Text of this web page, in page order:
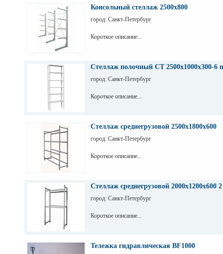
Консольный стеллаж 2500х800
город: Санкт-Петербург
Короткое описание...
Стеллаж полочный СТ 2500х1000х300-6
город: Санкт-Петербург
Короткое описание...
Стеллаж среднегрузовой 2500х1800х600
город: Санкт-Петербург
Короткое описание...
Стеллаж среднегрузовой 2000х1200х600
город: Санкт-Петербург
Короткое описание...
Тележка гидравлическая BF1000